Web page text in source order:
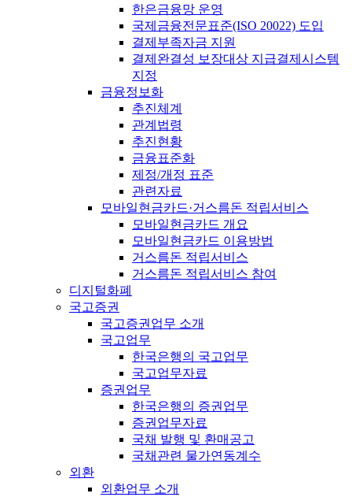
한은금융망 운영
국제금융전문표준(ISO 20022) 도입
결제부족자금 지원
결제완결성 보장대상 지급결제시스템
지정
금융정보화
추진체계
관계법령
추진현황
금융표준화
제정/개정 표준
관련자료
모바일현금카드·거스름돈 적립서비스
모바일현금카드 개요
모바일현금카드 이용방법
거스름돈 적립서비스
거스름돈 적립서비스 참여
디지털화폐
국고증권
국고증권업무 소개
국고업무
한국은행의 국고업무
국고업무자료
증권업무
한국은행의 증권업무
증권업무자료
국채 발행 및 환매공고
국채관련 물가연동계수
외환
외환업무 소개